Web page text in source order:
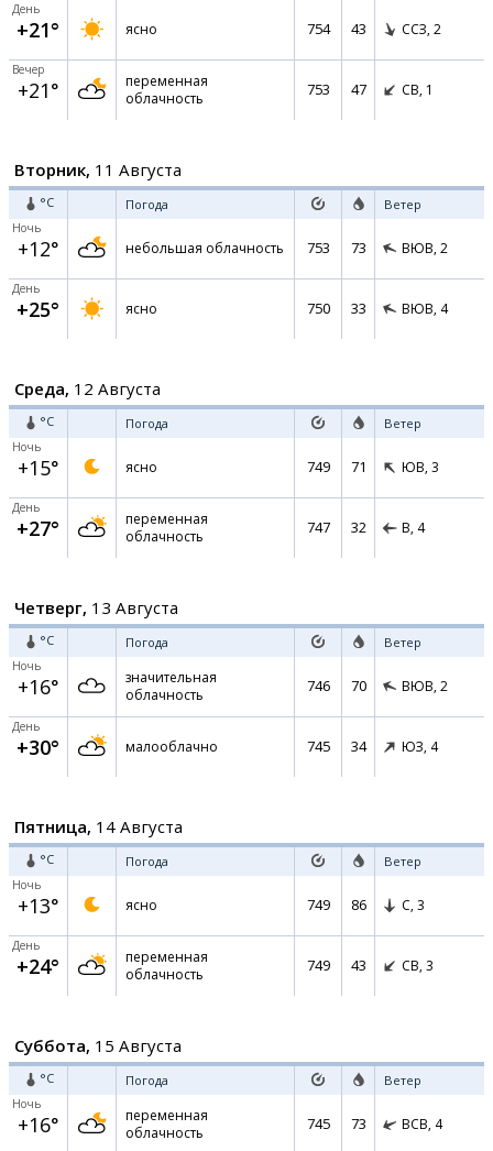
День
+21° ясно 754 43 ССЗ, 2
Вечер
+21°
переменная
облачность
753 47 СВ, 1
Вторник, 11 Августа
°C Погода Ветер
Ночь
+12° небольшая облачность 753 73 ВЮВ, 2
День
+25° ясно 750 33 ВЮВ, 4
Среда, 12 Августа
°C Погода Ветер
Ночь
+15° ясно 749 71 ЮВ, 3
День
+27°
переменная
облачность
747 32 В, 4
Четверг, 13 Августа
°C Погода Ветер
Ночь
+16°
значительная
облачность
746 70 ВЮВ, 2
День
+30° малооблачно 745 34 ЮЗ, 4
Пятница, 14 Августа
°C Погода Ветер
Ночь
+13° ясно 749 86 С, 3
День
+24°
переменная
облачность
749 43 СВ, 3
Суббота, 15 Августа
°C Погода Ветер
Ночь
+16°
переменная
облачность
745 73 ВСВ, 4